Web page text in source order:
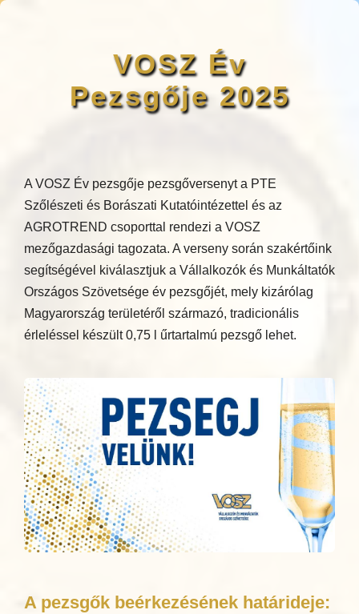
VOSZ Év
Pezsgője 2025
A VOSZ Év pezsgője pezsgőversenyt a PTE
Szőlészeti és Borászati Kutatóintézettel és az
AGROTREND csoporttal rendezi a VOSZ
mezőgazdasági tagozata. A verseny során szakértőink
segítségével kiválasztjuk a Vállalkozók és Munkáltatók
Országos Szövetsége év pezsgőjét, mely kizárólag
Magyarország területéről származó, tradicionális
érleléssel készült 0,75 l űrtartalmú pezsgő lehet.
A pezsgők beérkezésének határideje: